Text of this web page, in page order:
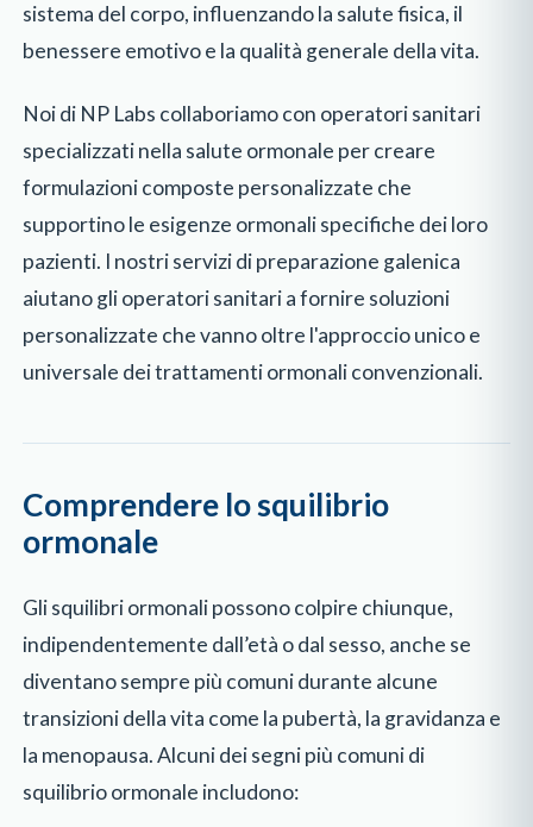
sistema del corpo, influenzando la salute fisica, il
benessere emotivo e la qualità generale della vita.
Noi di NP Labs collaboriamo con operatori sanitari
specializzati nella salute ormonale per creare
formulazioni composte personalizzate che
supportino le esigenze ormonali specifiche dei loro
pazienti. I nostri servizi di preparazione galenica
aiutano gli operatori sanitari a fornire soluzioni
personalizzate che vanno oltre l'approccio unico e
universale dei trattamenti ormonali convenzionali.
Comprendere lo squilibrio
ormonale
Gli squilibri ormonali possono colpire chiunque,
indipendentemente dall’età o dal sesso, anche se
diventano sempre più comuni durante alcune
transizioni della vita come la pubertà, la gravidanza e
la menopausa. Alcuni dei segni più comuni di
squilibrio ormonale includono: